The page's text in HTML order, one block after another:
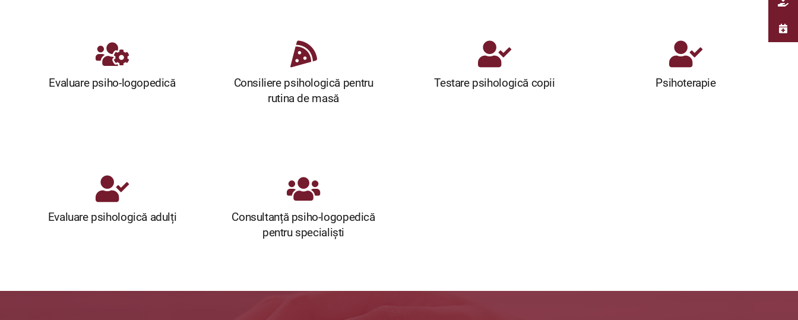
Evaluare psiho-logopedică
Consiliere psihologică pentru
rutina de masă
Testare psihologică copii Psihoterapie
Evaluare psihologică adulți
Consultanță psiho-logopedică
pentru specialiști